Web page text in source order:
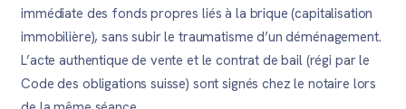
immédiate des fonds propres liés à la brique (capitalisation
immobilière), sans subir le traumatisme d’un déménagement.
L’acte authentique de vente et le contrat de bail (régi par le
Code des obligations suisse) sont signés chez le notaire lors